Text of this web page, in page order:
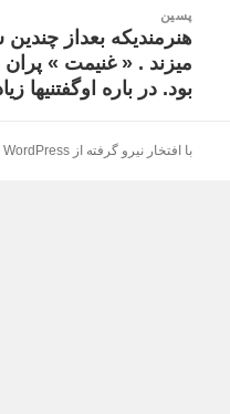
پسین
نوشته
بعدی:
هنرمندیکه بعداز
میزند . « غنیمت »
بود. در باره اوگفتنیها
با افتخار نیرو گرفته از WordPress